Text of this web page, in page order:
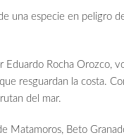
una especie en peligro
Eduardo Rocha Orozco,
resguardan la costa.
del mar.
Matamoros, Beto